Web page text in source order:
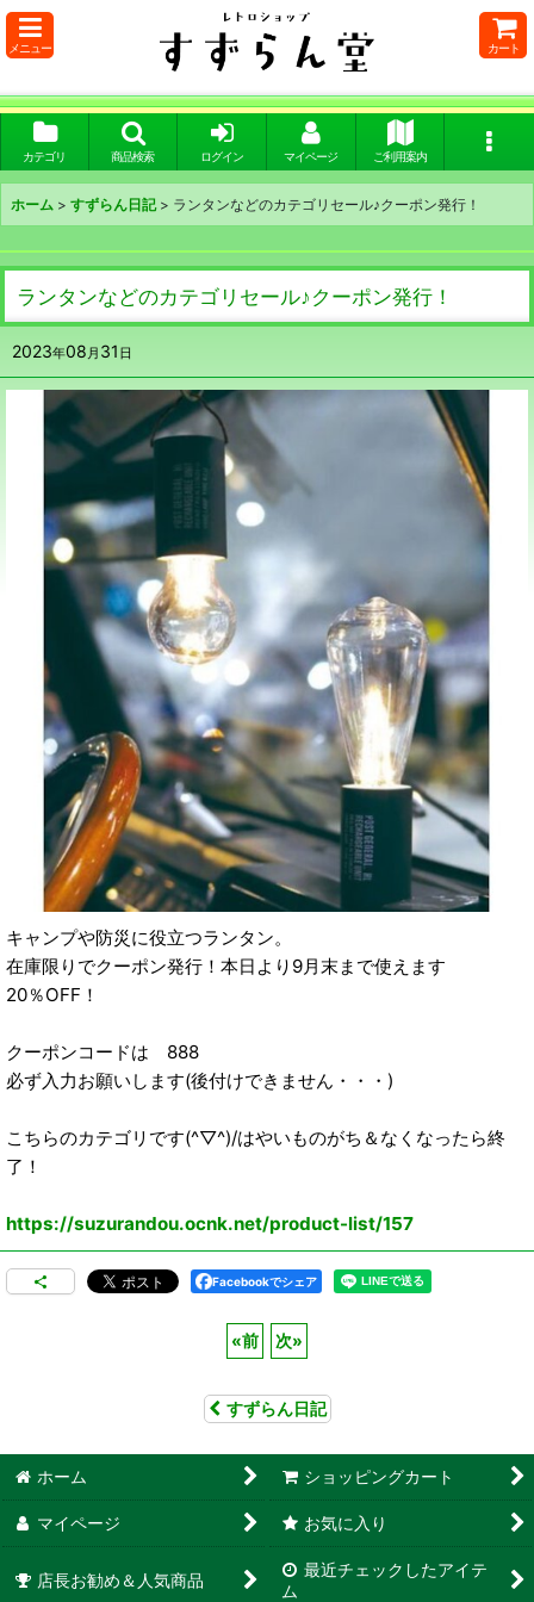
メニュー カート
カテゴリ 商品検索 ログイン マイページ ご利用案内
ホーム > すずらん日記 > ランタンなどのカテゴリセール♪クーポン発行！
ランタンなどのカテゴリセール♪クーポン発行！
2023年08 月 31 日
キャンプや防災に役立つランタン。
在庫限りでクーポン発行！本日より9月末まで使えます
20％OFF！
クーポンコードは 888
必ず入力お願いします(後付けできません・・・)
こちらのカテゴリです(^▽^)/はやいものがち＆なくなったら終
了！
https://suzurandou.ocnk.net/product-list/157
Facebookでシェア
«前 次»
すずらん日記
ホーム ショッピングカート
マイページ お気に入り
店長お勧め＆人気商品
最近チェックしたアイテ
ム